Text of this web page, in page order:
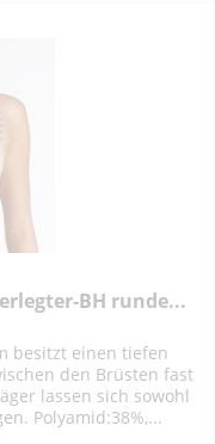
BH runde...
besitzt einen tiefen
den Brüsten fast
lassen sich sowohl
Polyamid:38%,...